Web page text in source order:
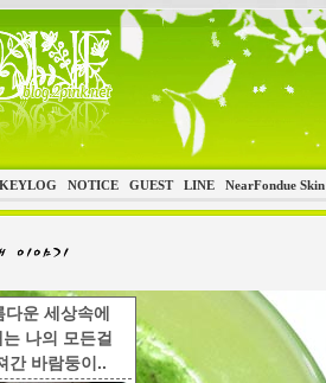
다운 세상속에
는 나의 모든걸
간 바람둥이..
KEYLOG NOTICE GUEST LINE NearFondue Skin